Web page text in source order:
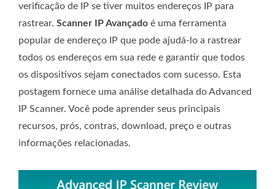
verificação de IP se tiver muitos endereços IP para
rastrear. Scanner IP Avançado é uma ferramenta
popular de endereço IP que pode ajudá-lo a rastrear
todos os endereços em sua rede e garantir que todos
os dispositivos sejam conectados com sucesso. Esta
postagem fornece uma análise detalhada do Advanced
IP Scanner. Você pode aprender seus principais
recursos, prós, contras, download, preço e outras
informações relacionadas.